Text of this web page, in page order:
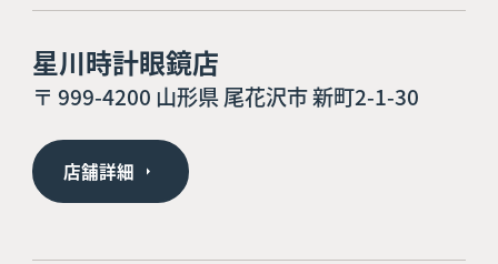
星川時計眼鏡店
〒 999-4200 山形県 尾花沢市 新町2-1-30
店舗詳細